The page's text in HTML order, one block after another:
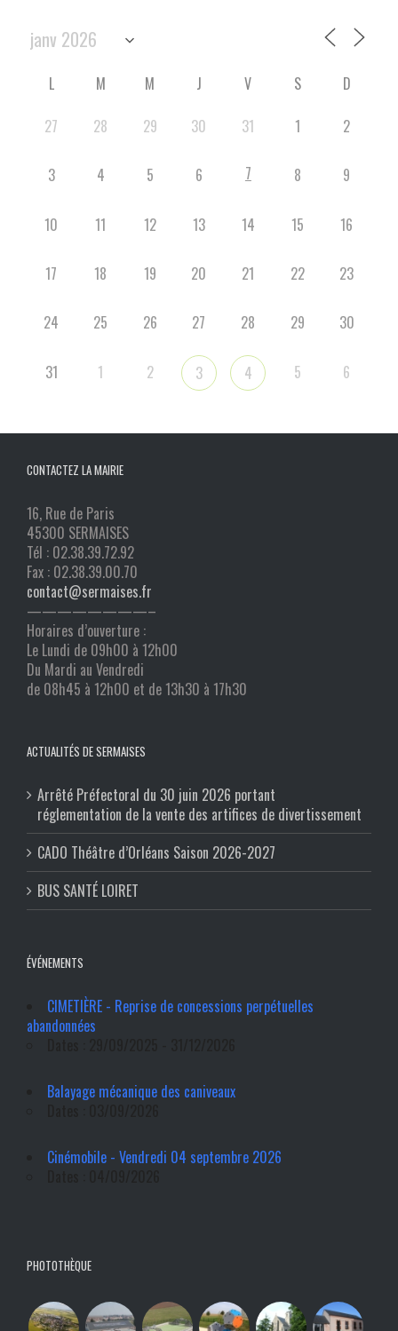
L M M J V S
D
27
28 29 30 31 1 2
3 4 5 6 7 8 9
10 11 12 13 14 15 16
17 18 19 20 21 22 23
24 25 26 27 28 29 30
31 1 2 3 4 5 6
CONTACTEZ LA MAIRIE
16, Rue de Paris
45300 SERMAISES
Tél : 02.38.39.72.92
Fax : 02.38.39.00.70
contact@sermaises.fr
————————–
Horaires d’ouverture :
Le Lundi de 09h00 à 12h00
Du Mardi au Vendredi
de 08h45 à 12h00 et de 13h30 à 17h30
ACTUALITÉS DE SERMAISES
Arrêté Préfectoral du 30 juin 2026 portant
réglementation de la vente des artifices de divertissement
CADO Théâtre d’Orléans Saison 2026-2027
BUS SANTÉ LOIRET
ÉVÉNEMENTS
CIMETIÈRE - Reprise de concessions perpétuelles
abandonnées
Balayage mécanique des caniveaux
Cinémobile - Vendredi 04 septembre 2026
PHOTOTHÈQUE